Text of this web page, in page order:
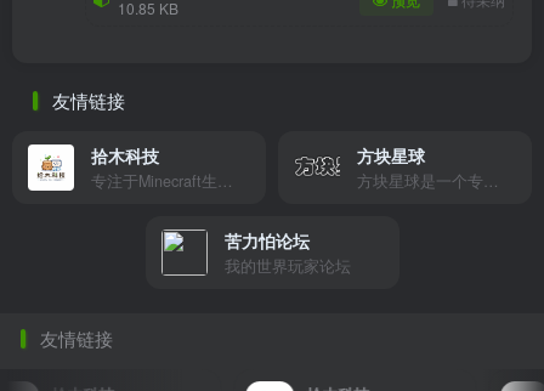
10.85 KB
友情链接
拾木科技
专注于Minecraft生态建设
方块星球
方块星球是一个专注于我的世界的中文论坛，提供丰富的资源分享、玩家交流和创意展示，包括地图、皮肤、数据包等内容，打造Minecraft玩家的专属社区乐园！
苦力怕论坛
我的世界玩家论坛
友情链接